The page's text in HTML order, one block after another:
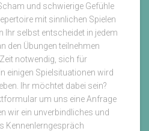
und schwierige Gefühle
mit sinnlichen Spielen
Ihr selbst entscheidet in jedem
den Übungen teilnehmen
notwendig, sich für
einigen Spielsituationen wird
Ihr möchtet dabei sein?
um uns eine Anfrage
wir ein unverbindliches und
Kennenlerngespräch